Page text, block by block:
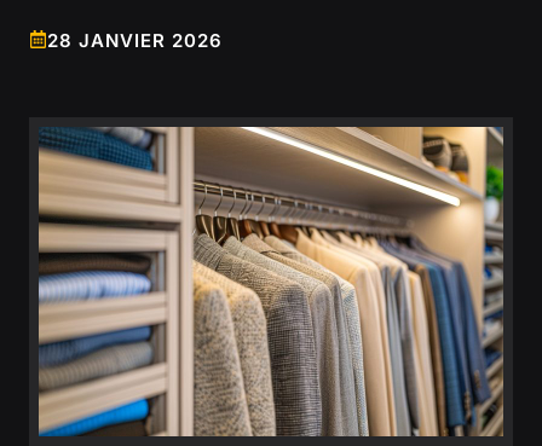
28 JANVIER 2026